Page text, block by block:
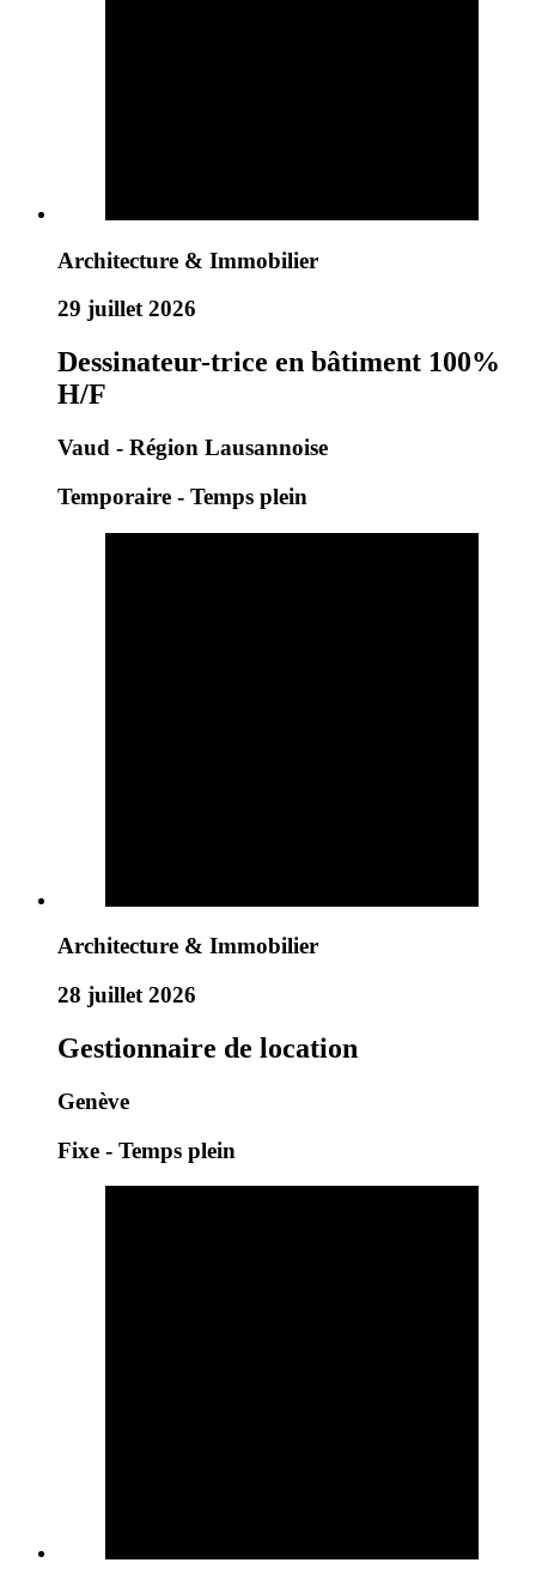
Architecture & Immobilier
29 juillet 2026
Dessinateur-trice en bâtiment 100%
H/F
Vaud - Région Lausannoise
Temporaire - Temps plein
Architecture & Immobilier
28 juillet 2026
Gestionnaire de location
Genève
Fixe - Temps plein